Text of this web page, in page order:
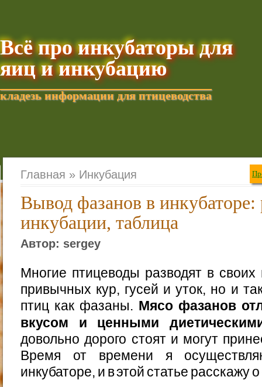
Всё про инкубаторы для
яиц и инкубацию
кладезь информации для птицеводства
Добавить текущую
Главная » Инкубация
Вывод фазанов в
инкубации, таблица
Автор: sergey
Многие птицеводы разводят в своих
привычных кур, гусей и уток, но и
птиц как фазаны. Мясо фазанов
вкусом и ценными
довольно дорого стоят и могут
Время от времени я
инкубаторе, и в этой статье расскажу